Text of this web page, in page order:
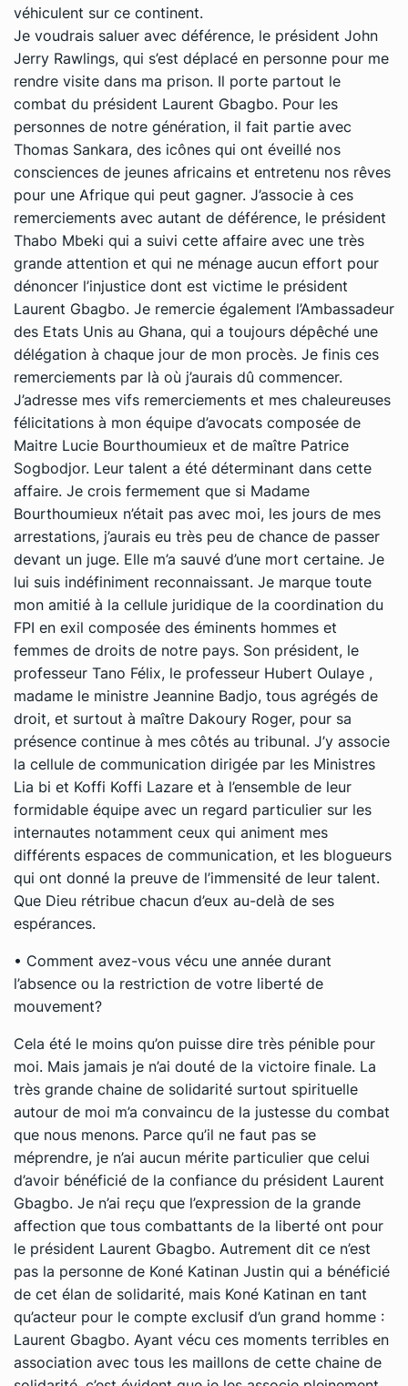
véhiculent sur ce continent.
Je voudrais saluer avec déférence, le président John
Jerry Rawlings, qui s’est déplacé en personne pour me
rendre visite dans ma prison. Il porte partout le
combat du président Laurent Gbagbo. Pour les
personnes de notre génération, il fait partie avec
Thomas Sankara, des icônes qui ont éveillé nos
consciences de jeunes africains et entretenu nos rêves
pour une Afrique qui peut gagner. J’associe à ces
remerciements avec autant de déférence, le président
Thabo Mbeki qui a suivi cette affaire avec une très
grande attention et qui ne ménage aucun effort pour
dénoncer l’injustice dont est victime le président
Laurent Gbagbo. Je remercie également l’Ambassadeur
des Etats Unis au Ghana, qui a toujours dépêché une
délégation à chaque jour de mon procès. Je finis ces
remerciements par là où j’aurais dû commencer.
J’adresse mes vifs remerciements et mes chaleureuses
félicitations à mon équipe d’avocats composée de
Maitre Lucie Bourthoumieux et de maître Patrice
Sogbodjor. Leur talent a été déterminant dans cette
affaire. Je crois fermement que si Madame
Bourthoumieux n’était pas avec moi, les jours de mes
arrestations, j’aurais eu très peu de chance de passer
devant un juge. Elle m’a sauvé d’une mort certaine. Je
lui suis indéfiniment reconnaissant. Je marque toute
mon amitié à la cellule juridique de la coordination du
FPI en exil composée des éminents hommes et
femmes de droits de notre pays. Son président, le
professeur Tano Félix, le professeur Hubert Oulaye ,
madame le ministre Jeannine Badjo, tous agrégés de
droit, et surtout à maître Dakoury Roger, pour sa
présence continue à mes côtés au tribunal. J’y associe
la cellule de communication dirigée par les Ministres
Lia bi et Koffi Koffi Lazare et à l’ensemble de leur
formidable équipe avec un regard particulier sur les
internautes notamment ceux qui animent mes
différents espaces de communication, et les blogueurs
qui ont donné la preuve de l’immensité de leur talent.
Que Dieu rétribue chacun d’eux au-delà de ses
espérances.
• Comment avez-vous vécu une année durant
l’absence ou la restriction de votre liberté de
mouvement?
Cela été le moins qu’on puisse dire très pénible pour
moi. Mais jamais je n’ai douté de la victoire finale. La
très grande chaine de solidarité surtout spirituelle
autour de moi m’a convaincu de la justesse du combat
que nous menons. Parce qu’il ne faut pas se
méprendre, je n’ai aucun mérite particulier que celui
d’avoir bénéficié de la confiance du président Laurent
Gbagbo. Je n’ai reçu que l’expression de la grande
affection que tous combattants de la liberté ont pour
le président Laurent Gbagbo. Autrement dit ce n’est
pas la personne de Koné Katinan Justin qui a bénéficié
de cet élan de solidarité, mais Koné Katinan en tant
qu’acteur pour le compte exclusif d’un grand homme :
Laurent Gbagbo. Ayant vécu ces moments terribles en
association avec tous les maillons de cette chaine de